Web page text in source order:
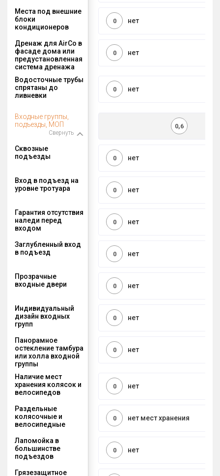
Места под внешние
блоки
кондиционеров
нет
0
Дренаж для AirCo в
фасаде дома или
предустановленная
система дренажа
нет
0
Водосточные трубы
спрятаны до
ливневки
нет
0
Входные группы,
подъезды, МОП
Свернуть
0,6
Сквозные
подъезды
нет
0
Вход в подъезд на
уровне тротуара
нет
0
Гарантия отсутствия
наледи перед
входом
нет
0
Заглубленный вход
в подъезд
нет
0
Прозрачные
входные двери
нет
0
Индивидуальный
дизайн входных
групп
нет
0
Панорамное
остекление тамбура
или холла входной
группы
нет
0
Наличие мест
хранения колясок и
велосипедов
нет
0
Раздельные
колясочные и
велосипедные
нет мест хранения
0
Лапомойка в
большинстве
подъездов
нет
0
Грязезащитное